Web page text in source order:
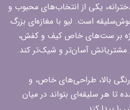
یکی از انتخاب‌های محبوب و
است. لیو با مغازه‌ای بزرگ
بر ست‌های خاص کیف و کفش،
مشتریانش آسان‌تر و شیک‌تر کند.
بالا، طراحی‌های خاص، و
هر سلیقه‌ای بتواند در میان